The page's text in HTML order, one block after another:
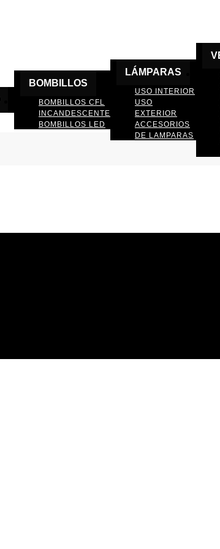
BOMBILLOS
BOMBILLOS CFL
INCANDESCENTE
BOMBILLOS LED
LÁMPARAS
USO INTERIOR
USO
EXTERIOR
ACCESORIOS
DE LAMPARAS